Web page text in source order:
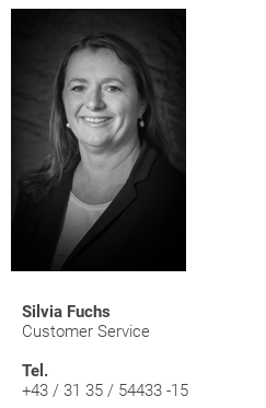
Silvia Fuchs
Customer Service
Tel.
+43 / 31 35 / 54433 -15